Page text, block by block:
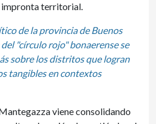
impronta territorial.
de la provincia de Buenos
"círculo rojo" bonaerense se
sobre los distritos que logran
tangibles en contextos
viene consolidando